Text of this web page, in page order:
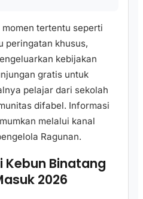
tertentu seperti
peringatan khusus,
kebijakan
gratis untuk
pelajar dari sekolah
difabel. Informasi
melalui kanal
Ragunan.
Kebun Binatang
2026